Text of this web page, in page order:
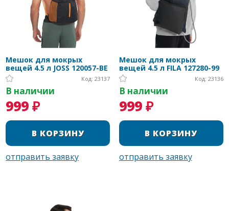
Мешок для мокрых
вещей 4.5 л JOSS 120057-BE
Код: 23137
В наличии
999 ₽
Мешок для мокрых
вещей 4.5 л FILA 127280-99
Код: 23136
В наличии
999 ₽